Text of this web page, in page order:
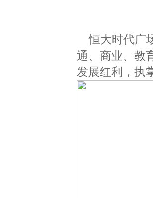
恒大时代广
通、商业、教
发展红利，执